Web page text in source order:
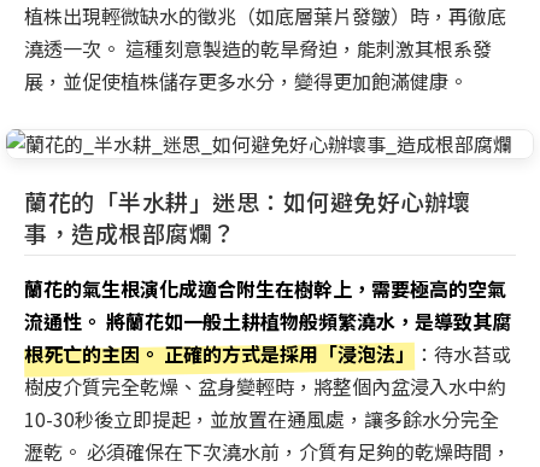
植株出現輕微缺水的徵兆（如底層葉片發皺）時，再徹底
澆透一次。 這種刻意製造的乾旱脅迫，能刺激其根系發
展，並促使植株儲存更多水分，變得更加飽滿健康。
蘭花的「半水耕」迷思：如何避免好心辦壞
事，造成根部腐爛？
蘭花的氣生根演化成適合附生在樹幹上，需要極高的空氣
流通性。 將蘭花如一般土耕植物般頻繁澆水，是導致其腐
根死亡的主因。 正確的方式是採用「浸泡法」
：待水苔或
樹皮介質完全乾燥、盆身變輕時，將整個內盆浸入水中約
10-30秒後立即提起，並放置在通風處，讓多餘水分完全
瀝乾。 必須確保在下次澆水前，介質有足夠的乾燥時間，